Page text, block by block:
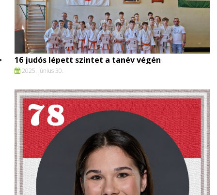
16 judós lépett szintet a tanév végén
2025. június 30.